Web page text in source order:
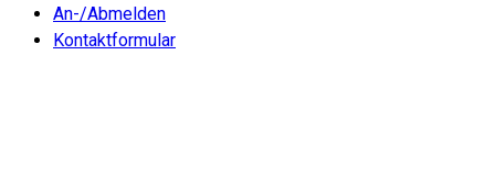
An-/Abmelden
Kontaktformular